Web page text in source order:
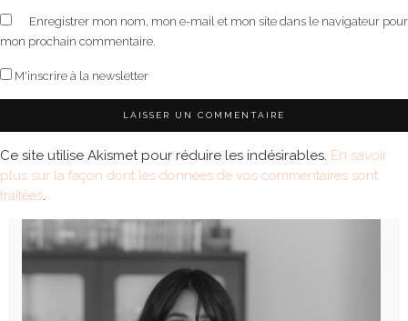
Enregistrer mon nom, mon e-mail et mon site dans le navigateur pour
mon prochain commentaire.
M'inscrire à la newsletter
Ce site utilise Akismet pour réduire les indésirables. En savoir
plus sur la façon dont les données de vos commentaires sont
traitées.